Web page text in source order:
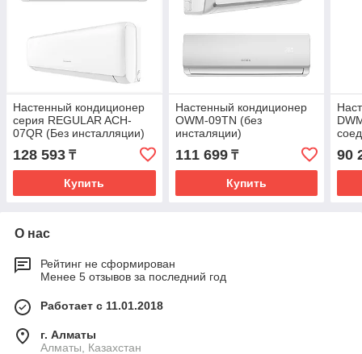
Настенный кондиционер
серия REGULAR ACH-
07QR (Без инсталляции)
128 593 ₸
Купить
Настенный кондиционер
OWM-09TN (без
инсталяции)
111 699₸
Купить
90
О нас
Рейтинг не сформирован
Менее 5 отзывов за последний год
Работает с 11.01.2018
г. Алматы
Алматы, Казахстан